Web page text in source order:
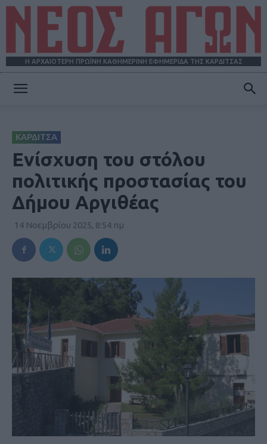
Η ΑΡΧΑΙΟΤΕΡΗ ΠΡΩΪΝΗ ΚΑΘΗΜΕΡΙΝΗ ΕΦΗΜΕΡΙΔΑ ΤΗΣ ΚΑΡΔΙΤΣΑΣ
ΚΑΡΔΙΤΣΑ
Ενίσχυση του στόλου
πολιτικής προστασίας του
Δήμου Αργιθέας
14 Νοεμβρίου 2025, 8:54 πμ